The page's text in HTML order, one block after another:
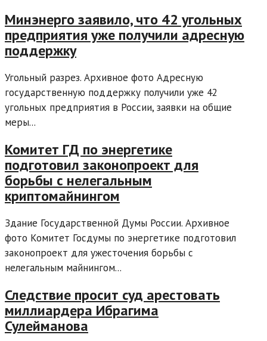
Минэнерго заявило, что 42 угольных
предприятия уже получили адресную
поддержку
Угольный разрез. Архивное фото Адресную
государственную поддержку получили уже 42
угольных предприятия в России, заявки на общие
меры...
Комитет ГД по энергетике
подготовил законопроект для
борьбы с нелегальным
криптомайнингом
Здание Государственной Думы России. Архивное
фото Комитет Госдумы по энергетике подготовил
законопроект для ужесточения борьбы с
нелегальным майнингом...
Следствие просит суд арестовать
миллиардера Ибрагима
Сулейманова